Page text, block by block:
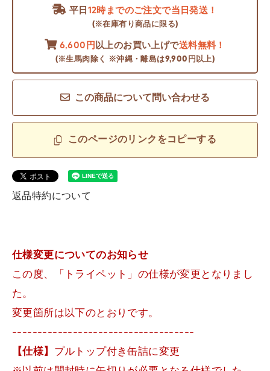
平日 12時までのご注文で当日発送！
(※在庫有り商品に限る)
6,600円 以上のお買い上げで送料無料！
(※生馬肉除く ※沖縄・離島は9,900円以上)
この商品について問い合わせる
このページのリンクをコピーする
返品特約について
仕様変更についてのお知らせ
この度、「トライペット」の仕様が変更となりまし
た。
変更箇所は以下のとおりです。
------------------------------------
【仕様】 プルトップ付き缶詰に変更